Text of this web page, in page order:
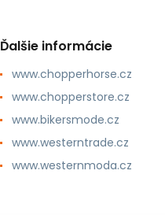
Ďalšie informácie
www.chopperhorse.cz
www.chopperstore.cz
www.bikersmode.cz
www.westerntrade.cz
www.westernmoda.cz